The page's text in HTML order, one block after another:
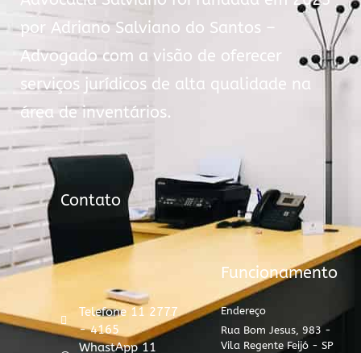
por Adriano Salviano do Santos –
Advogado com a visão de oferecer
serviços jurídicos de alta qualidade na
área de inventários.
Contato
Telefone 11 2777
- 4165
WhastApp 11
Funcionamento
Endereço
Rua Bom Jesus, 983 -
Vila Regente Feijó - SP